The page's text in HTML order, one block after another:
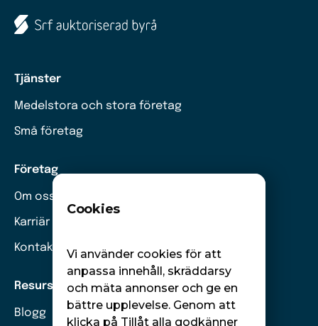
Tjänster
Medelstora och stora företag
Små företag
Företag
Om oss
Karriär
Kontakt
Resurser
Blogg
Cookies
Vi använder cookies för att
anpassa innehåll, skräddarsy
och mäta annonser och ge en
bättre upplevelse. Genom att
klicka på Tillåt alla godkänner